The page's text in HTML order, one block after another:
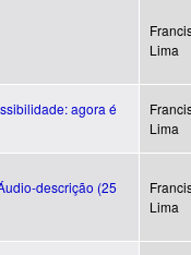
Lima
agora é
Lima
descrição (25
Lima